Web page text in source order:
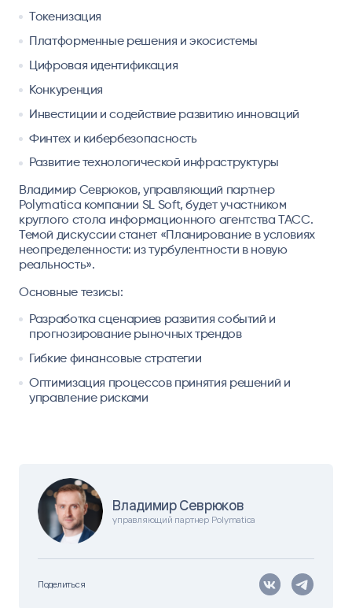
Владимир Севрюков
управляющий партнер Polymatica
Поделиться
Токенизация
Платформенные решения и экосистемы
Цифровая идентификация
Конкуренция
Инвестиции и содействие развитию инноваций
Финтех и кибербезопасность
Развитие технологической инфраструктуры
Владимир Севрюков, управляющий партнер
Polymatica компании SL Soft, будет участником
круглого стола информационного агентства ТАСС.
Темой дискуссии станет «Планирование в условиях
неопределенности: из турбулентности в новую
реальность».
Основные тезисы:
Разработка сценариев развития событий и
прогнозирование рыночных трендов
Гибкие финансовые стратегии
Оптимизация процессов принятия решений и
управление рисками